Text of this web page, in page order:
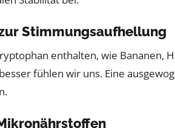
Stimmungsaufhellung
enthalten, wie Bananen,
fühlen wir uns. Eine